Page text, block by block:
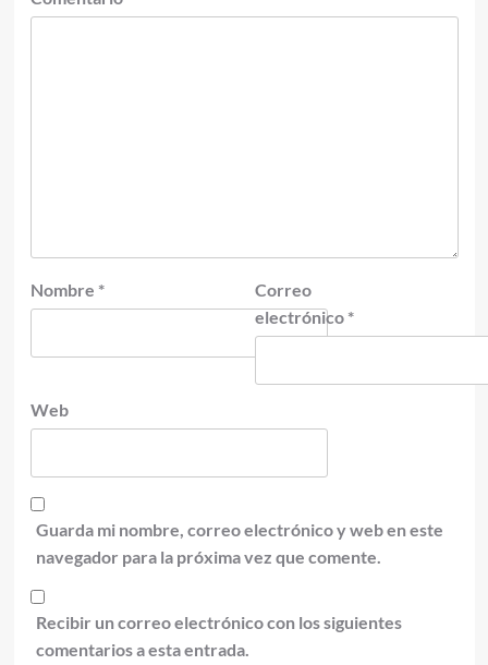
Nombre *
Correo
electrónico *
Web
Guarda mi nombre, correo electrónico y web en este
navegador para la próxima vez que comente.
Recibir un correo electrónico con los siguientes
comentarios a esta entrada.